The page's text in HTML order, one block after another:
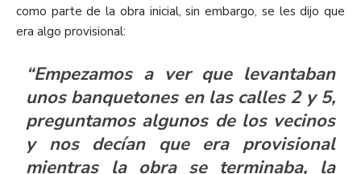
como parte de la obra inicial, sin embargo, se les dijo que
era algo provisional:
“Empezamos a ver que levantaban
unos banquetones en las calles 2 y 5,
preguntamos algunos de los vecinos
y nos decían que era provisional
mientras la obra se terminaba, la